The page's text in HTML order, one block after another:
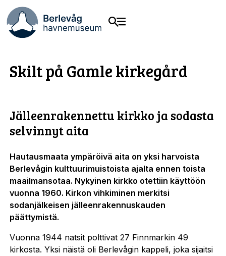
Skilt på Gamle kirkegård
Jälleenrakennettu kirkko ja sodasta
selvinnyt aita
Hautausmaata ympäröivä aita on yksi harvoista
Berlevågin kulttuurimuistoista ajalta ennen toista
maailmansotaa. Nykyinen kirkko otettiin käyttöön
vuonna 1960. Kirkon vihkiminen merkitsi
sodanjälkeisen jälleenrakennuskauden
päättymistä.
Vuonna 1944 natsit polttivat 27 Finnmarkin 49
kirkosta. Yksi näistä oli Berlevågin kappeli, joka sijaitsi